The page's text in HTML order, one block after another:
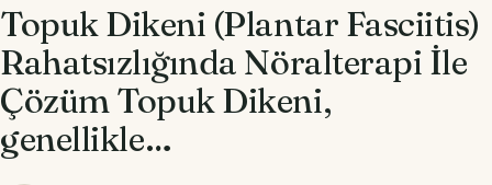
Topuk Dikeni (Plantar Fasciitis)
Rahatsızlığında Nöralterapi İle
Çözüm Topuk Dikeni,
genellikle…